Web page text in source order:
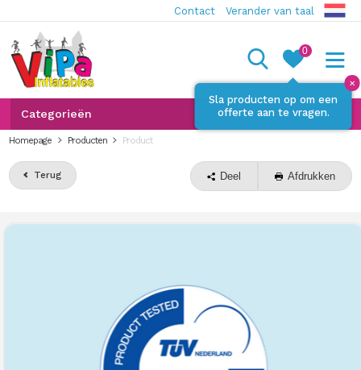
Contact Verander van taal
0
Sla producten op om een
offerte aan te vragen.
✕
Categorieën
Homepage Producten Product
Terug Deel Afdrukken